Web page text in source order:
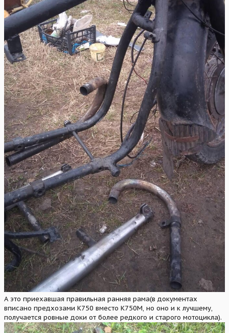
А это приехавшая правильная ранняя рама(в документах
вписано предхозами К750 вместо К750М, но оно и к лучшему,
получается ровные доки от более редкого и старого мотоцикла).